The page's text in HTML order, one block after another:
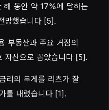
해 동안 약 17%에 달하는
망했습니다 [5].
부동산과 주요 거점의
자산으로 꼽았습니다 [5].
리의 무게를 리츠가 잘
를 내렸습니다 [1].